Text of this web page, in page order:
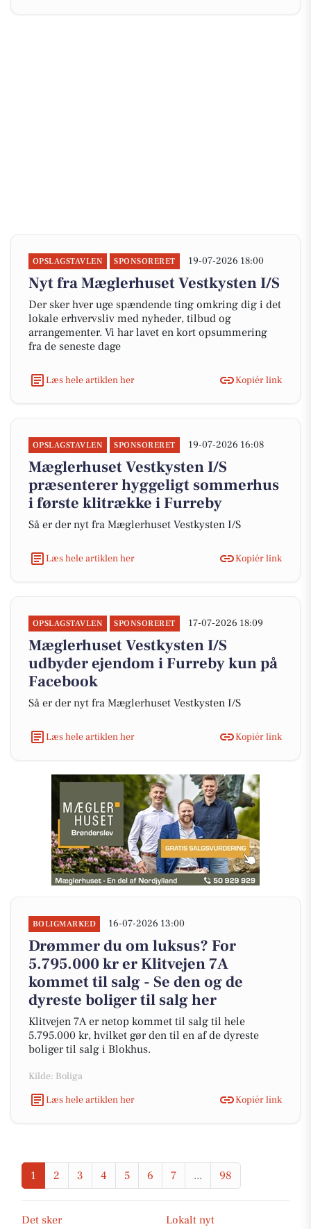
OPSLAGSTAVLEN SPONSORERET 19-07-2026 18:00
Nyt fra Mæglerhuset Vestkysten I/S
Der sker hver uge spændende ting omkring dig i det
lokale erhvervsliv med nyheder, tilbud og
arrangementer. Vi har lavet en kort opsummering
fra de seneste dage
Læs hele artiklen her Kopiér link
OPSLAGSTAVLEN SPONSORERET 19-07-2026 16:08
Mæglerhuset Vestkysten I/S
præsenterer hyggeligt sommerhus
i første klitrække i Furreby
Så er der nyt fra Mæglerhuset Vestkysten I/S
Læs hele artiklen her Kopiér link
OPSLAGSTAVLEN SPONSORERET 17-07-2026 18:09
Mæglerhuset Vestkysten I/S
udbyder ejendom i Furreby kun på
Facebook
Så er der nyt fra Mæglerhuset Vestkysten I/S
Læs hele artiklen her Kopiér link
BOLIGMARKED 16-07-2026 13:00
Drømmer du om luksus? For
5.795.000 kr er Klitvejen 7A
kommet til salg - Se den og de
dyreste boliger til salg her
Klitvejen 7A er netop kommet til salg til hele
5.795.000 kr, hvilket gør den til en af de dyreste
boliger til salg i Blokhus.
Kilde: Boliga
Læs hele artiklen her
Kopiér link
1 2 3 4 5 6 7 ... 98
Det sker
Lokalt nyt